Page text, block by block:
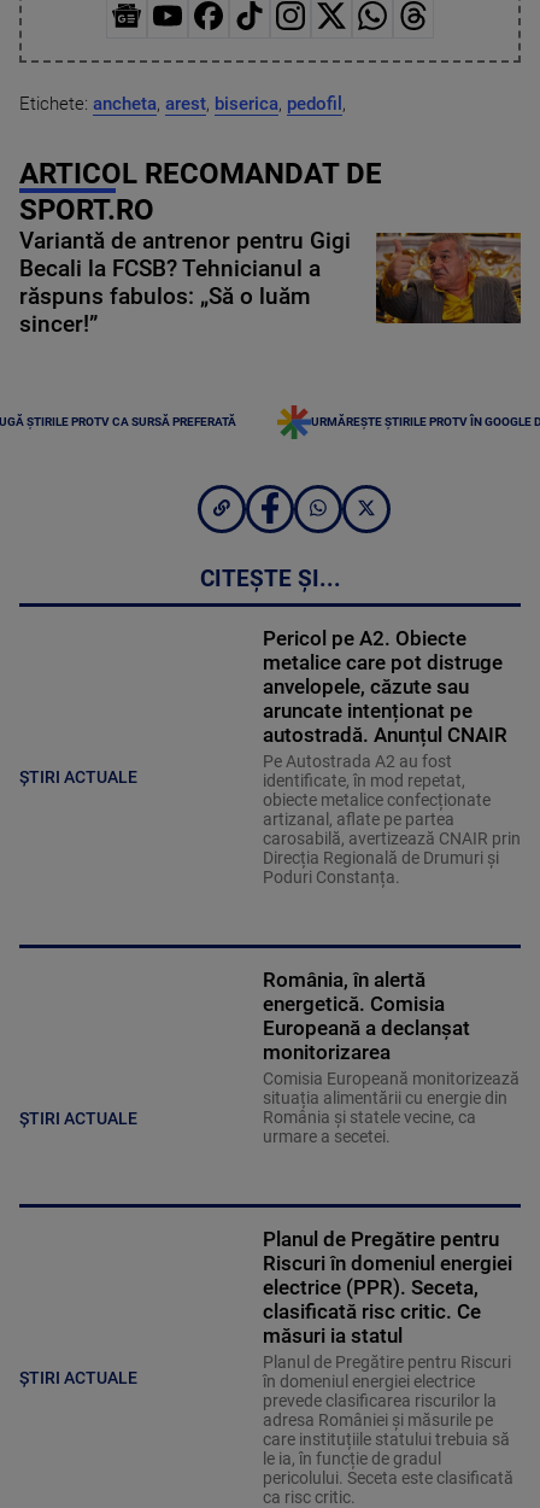
Etichete: ancheta, arest, biserica, pedofil ,
ARTICOL RECOMANDAT DE
SPORT.RO
Variantă de antrenor pentru Gigi
Becali la FCSB? Tehnicianul a
răspuns fabulos: „Să o luăm
sincer!”
ȘTIRILE PROTV CA SURSĂ PREFERATĂ URMĂREȘTE ȘTIRILE PROTV ÎN GOOGLE
CITEȘTE ȘI...
ȘTIRI ACTUALE
Pericol pe A2. Obiecte
metalice care pot distruge
anvelopele, căzute sau
aruncate intenționat pe
autostradă. Anunțul CNAIR
Pe Autostrada A2 au fost
identificate, în mod repetat,
obiecte metalice confecționate
artizanal, aflate pe partea
carosabilă, avertizează CNAIR prin
Direcția Regională de Drumuri și
Poduri Constanța.
ȘTIRI ACTUALE
România, în alertă
energetică. Comisia
Europeană a declanșat
monitorizarea
Comisia Europeană monitorizează
situația alimentării cu energie din
România și statele vecine, ca
urmare a secetei.
ȘTIRI ACTUALE
Planul de Pregătire pentru
Riscuri în domeniul energiei
electrice (PPR). Seceta,
clasificată risc critic. Ce
măsuri ia statul
Planul de Pregătire pentru Riscuri
în domeniul energiei electrice
prevede clasificarea riscurilor la
adresa României și măsurile pe
care instituțiile statului trebuia să
le ia, în funcție de gradul
pericolului. Seceta este clasificată
ca risc critic.